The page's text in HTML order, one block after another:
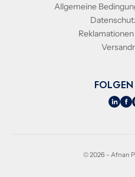
Allgemeine
FOLGEN
© 2026 - Afnan